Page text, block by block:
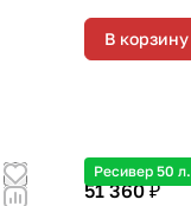
В корзину
Ресивер 50 л.
51 360 ₽